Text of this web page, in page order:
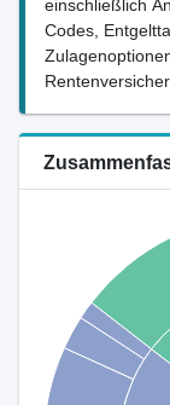
einschließlich
Codes,